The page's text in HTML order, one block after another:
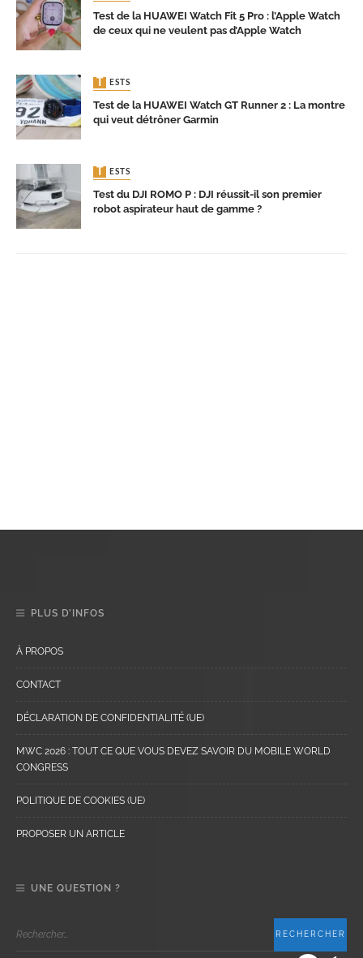
Test de la HUAWEI Watch Fit 5 Pro : l’Apple Watch
de ceux qui ne veulent pas d’Apple Watch
TESTS
Test de la HUAWEI Watch GT Runner 2 : La montre
qui veut détrôner Garmin
TESTS
Test du DJI ROMO P : DJI réussit-il son premier
robot aspirateur haut de gamme ?
PLUS D’INFOS
À PROPOS
CONTACT
DÉCLARATION DE CONFIDENTIALITÉ (UE)
MWC 2026 : TOUT CE QUE VOUS DEVEZ SAVOIR DU MOBILE WORLD
CONGRESS
POLITIQUE DE COOKIES (UE)
PROPOSER UN ARTICLE
UNE QUESTION ?